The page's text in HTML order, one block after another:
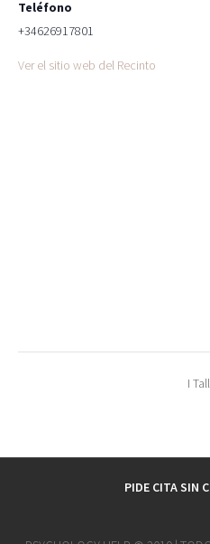
Teléfono
+34626917801
Ver el sitio web del Recinto
I
PIDE CITA SIN